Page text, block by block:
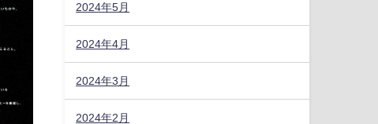
2024年5月
2024年4月
2024年3月
2024年2月